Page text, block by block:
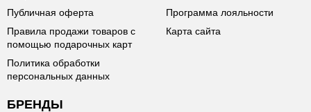
Публичная оферта
Правила продажи товаров с
помощью подарочных карт
Политика обработки
персональных данных
Программа лояльности
Карта сайта
БРЕНДЫ